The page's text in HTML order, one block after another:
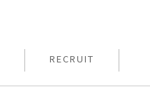
RECRUIT